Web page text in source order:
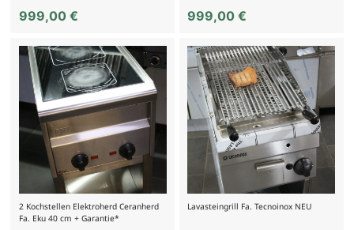
999,00 € 999,00€
2 Kochstellen Elektroherd Ceranherd
Fa. Eku 40 cm + Garantie*
Lavasteingrill Fa. Tecnoinox NEU